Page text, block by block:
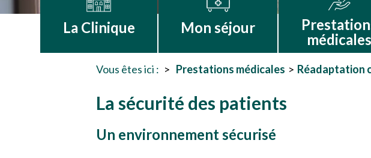
La Clinique Mon séjour
médicales
Vous êtes ici : Prestations médicales Réadaptation
La sécurité des patients
Un environnement sécurisé